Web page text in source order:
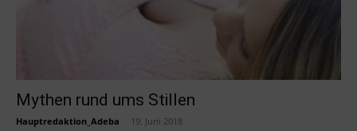
Mythen rund ums Stillen
Hauptredaktion_Adeba 19. Juni 2018